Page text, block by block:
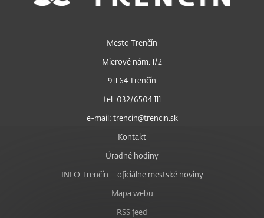
Mesto Trenčín
Mierové nám. 1/2
911 64 Trenčín
tel: 032/6504 111
e-mail: trencin@trencin.sk
Kontakt
Úradné hodiny
INFO Trenčín – oficiálne mestské noviny
Mapa webu
RSS feed